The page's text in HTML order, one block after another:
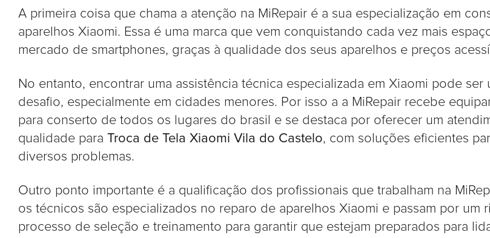
A primeira coisa que chama a atenção na MiRepair é a sua especialização em
aparelhos Xiaomi. Essa é uma marca que vem conquistando cada vez mais
mercado de smartphones, graças à qualidade dos seus aparelhos e preços
No entanto, encontrar uma assistência técnica especializada em Xiaomi pode ser
desafio, especialmente em cidades menores. Por isso a a MiRepair recebe
para conserto de todos os lugares do brasil e se destaca por oferecer um
qualidade para Troca de Tela Xiaomi Vila do Castelo, com soluções eficientes
diversos problemas.
Outro ponto importante é a qualificação dos profissionais que trabalham na
os técnicos são especializados no reparo de aparelhos Xiaomi e passam por um
processo de seleção e treinamento para garantir que estejam preparados para